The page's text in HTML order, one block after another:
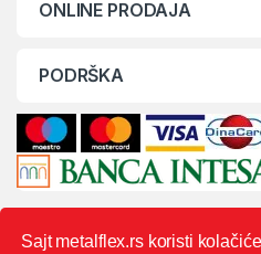
ONLINE PRODAJA
PODRŠKA
Sajt metalflex.rs koristi